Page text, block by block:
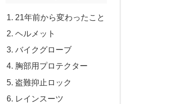
21年前から変わったこと
ヘルメット
バイクグローブ
胸部用プロテクター
盗難抑止ロック
レインスーツ